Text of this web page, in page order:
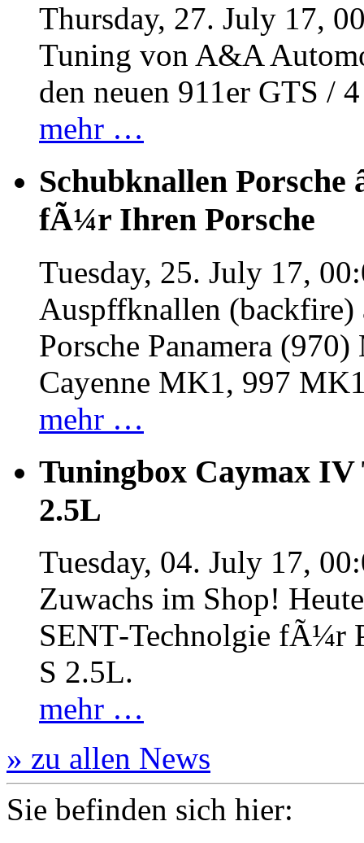
Thursday, 27. July 17,
Tuning von A&A
den neuen 911er GTS /
mehr …
Schubknallen Porsche
fÃ¼r Ihren Porsche
Tuesday, 25. July 17,
Auspffknallen
Porsche Panamera
Cayenne MK1, 997
mehr …
Tuningbox Caymax IV
2.5L
Tuesday, 04. July 17,
Zuwachs im Shop!
SENT‐Technolgie fÃ¼r
S 2.5L.
mehr …
» zu allen News
Sie befinden sich hier: